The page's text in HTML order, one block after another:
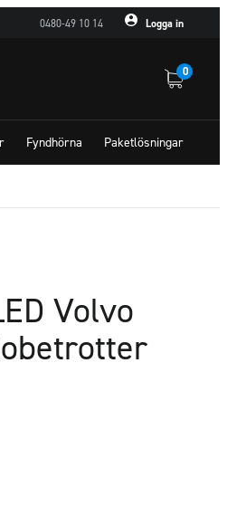
0480-49 10 14 Logga in
0
Fyndhörna Paketlösningar
Volvo